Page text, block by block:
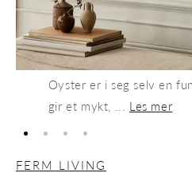
Oyster er i seg selv en
gir et mykt, ... Les mer
FERM LIVING